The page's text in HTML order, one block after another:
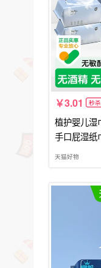
3.01 秒
植护婴儿湿
手口屁湿纸
天猫好物